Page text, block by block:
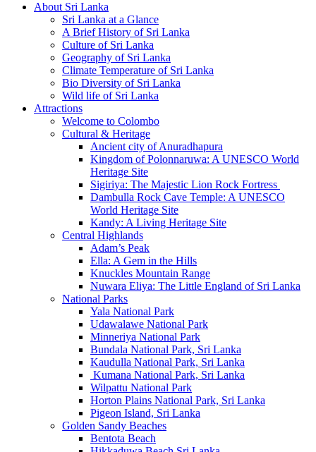
About Sri Lanka
Sri Lanka at a Glance
A Brief History of Sri Lanka
Culture of Sri Lanka
Geography of Sri Lanka
Climate Temperature of Sri Lanka
Bio Diversity of Sri Lanka
Wild life of Sri Lanka
Attractions
Welcome to Colombo
Cultural & Heritage
Ancient city of Anuradhapura
Kingdom of Polonnaruwa: A UNESCO World
Heritage Site
Sigiriya: The Majestic Lion Rock Fortress
Dambulla Rock Cave Temple: A UNESCO
World Heritage Site
Kandy: A Living Heritage Site
Central Highlands
Adam’s Peak
Ella: A Gem in the Hills
Knuckles Mountain Range
Nuwara Eliya: The Little England of Sri Lanka
National Parks
Yala National Park
Udawalawe National Park
Minneriya National Park
Bundala National Park, Sri Lanka
Kaudulla National Park, Sri Lanka
Kumana National Park, Sri Lanka
Wilpattu National Park
Horton Plains National Park, Sri Lanka
Pigeon Island, Sri Lanka
Golden Sandy Beaches
Bentota Beach